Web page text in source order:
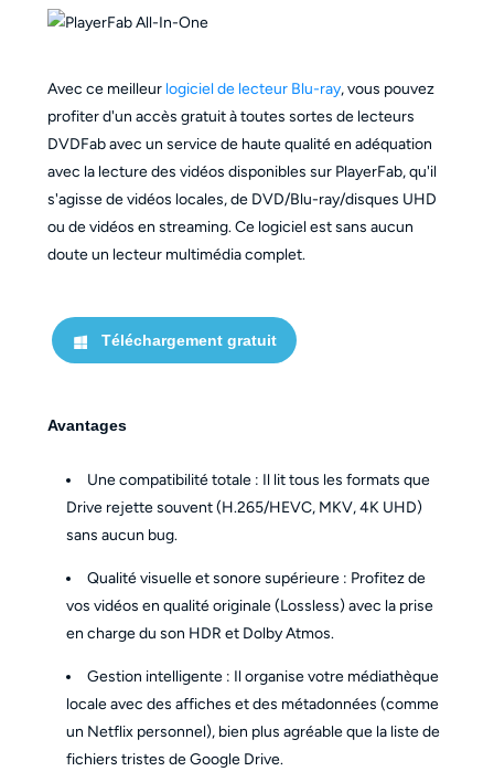
Avec ce meilleur logiciel de lecteur Blu-ray, vous pouvez
profiter d'un accès gratuit à toutes sortes de lecteurs
DVDFab avec un service de haute qualité en adéquation
avec la lecture des vidéos disponibles sur PlayerFab, qu'il
s'agisse de vidéos locales, de DVD/Blu-ray/disques UHD
ou de vidéos en streaming. Ce logiciel est sans aucun
doute un lecteur multimédia complet.
Téléchargement gratuit
Avantages
Une compatibilité totale : Il lit tous les formats que
Drive rejette souvent (H.265/HEVC, MKV, 4K UHD)
sans aucun bug.
Qualité visuelle et sonore supérieure : Profitez de
vos vidéos en qualité originale (Lossless) avec la prise
en charge du son HDR et Dolby Atmos.
Gestion intelligente : Il organise votre médiathèque
locale avec des affiches et des métadonnées (comme
un Netflix personnel), bien plus agréable que la liste de
fichiers tristes de Google Drive.